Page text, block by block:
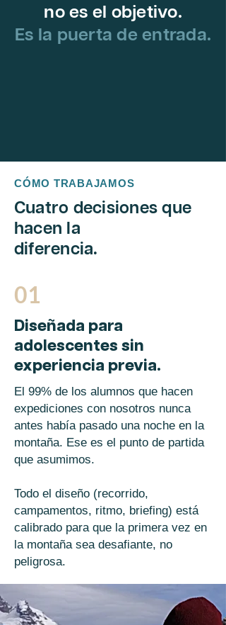
no es el objetivo.
Es la puerta de entrada.
CÓMO TRABAJAMOS
Cuatro decisiones que
hacen la
diferencia.
01
Diseñada para
adolescentes sin
experiencia previa.
El 99% de los alumnos que hacen
expediciones con nosotros nunca
antes había pasado una noche en la
montaña. Ese es el punto de partida
que asumimos.
Todo el diseño (recorrido,
campamentos, ritmo, briefing) está
calibrado para que la primera vez en
la montaña sea desafiante, no
peligrosa.